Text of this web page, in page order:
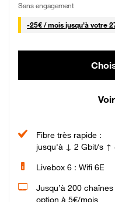
Sans engagement
-25€ / mois25 € par mois
jusqu'à votre
Fibre très rapide :
jusqu'à ↓ 2 Gbit/s ↑
Livebox 6 : Wifi 6E
Jusqu’à 200
option à 5€/mois